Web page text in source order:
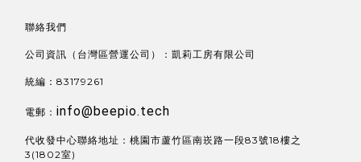
聯絡我們
公司資訊（台灣區營運公司）：凱莉工房有限公司
統編：83179261
電郵： info@beepio.tech
代收發中心聯絡地址：桃園市蘆竹區南崁路一段83號18樓之
3(1802室)